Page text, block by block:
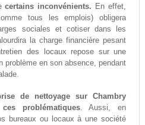
certains inconvénients. En effet,
tous les emplois) obligera
sociales et cotiser dans les
la charge financière pesant
des locaux repose sur une
problème en son absence, pendant
de nettoyage sur Chambry
problématiques. Aussi, en
bureaux ou locaux à une société